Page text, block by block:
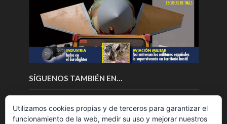
SÍGUENOS TAMBIÉN EN…
Utilizamos cookies propias y de terceros para garantizar el
funcionamiento de la web, medir su uso y mejorar nuestros